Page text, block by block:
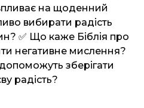
на щоденний
вибирати радість
✅ Що каже Біблія про
негативне мислення?
зберігати
радість?